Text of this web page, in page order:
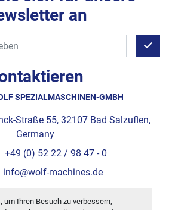
um Ihren Besuch zu verbessern,
SPEZIALMASCHINEN-GMBH
Straße 55, 32107 Bad Salzuflen,
Germany
+49 (0) 52 22 / 98 47 - 0
info@wolf-machines.de
Einstellungen
an